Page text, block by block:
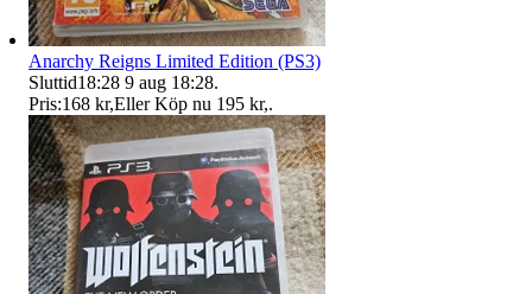
Anarchy Reigns Limited Edition (PS3)
Sluttid18:28 9 aug 18:28.
Pris:168 kr,Eller Köp nu 195 kr,.